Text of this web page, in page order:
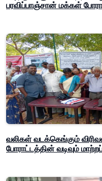
பரவிப்பாஞ்சான் மக்கள்
வலிகள் வடக்கெங்கும்
போராட்டத்தின் வடிவும்